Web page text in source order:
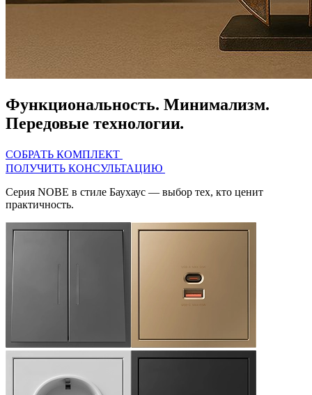
Функциональность. Минимализм.
Передовые технологии.
СОБРАТЬ КОМПЛЕКТ
ПОЛУЧИТЬ КОНСУЛЬТАЦИЮ
Серия NOBE в стиле Баухаус — выбор тех, кто ценит
практичность.